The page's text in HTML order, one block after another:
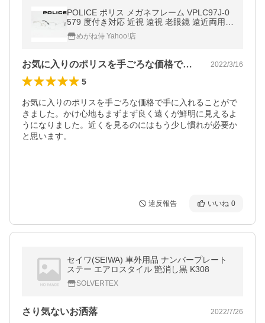
POLICE ポリス メガネフレーム VPLC97J-0
579 度付き対応 近視 遠視 老眼鏡 遠近両用
日本正規品 細身 チタン ナイロール 細め 細
目めがね侍 Yahoo!店
お気に入りのポリスを手ごろな価格で手に… 2022/3/16
5
お気に入りのポリスを手ごろな価格で手に入れることがで
きました。かけ心地もまずまず良く遠くが鮮明に見えるよ
うになりました。近くを見るのにはもう少し慣れが必要か
と思います。
違反報告 いいね 0
セイワ(SEIWA) 車外用品 ナンバープレート
ステー エアロスタイル 艶消し黒 K308
SOLVERTEX
さり気ないお洒落 2022/7/26